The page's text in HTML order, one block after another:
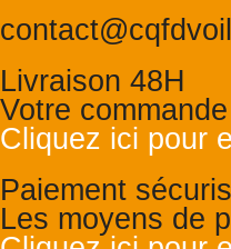
Livraison 48H
Votre
Cliquez ici pour
Paiement
Les moyens de